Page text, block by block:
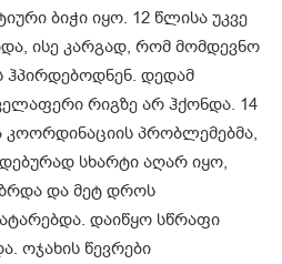
ბიჭი იყო. 12 წლისა უკვე
ისე კარგად, რომ მომდევნო
ჰპირდებოდნენ. დედამ
რიგზე არ ჰქონდა. 14
კოორდინაციის პრობლემებმა,
სხარტი აღარ იყო,
და მეტ დროს
დაიწყო სწრაფი
ოჯახის წევრები